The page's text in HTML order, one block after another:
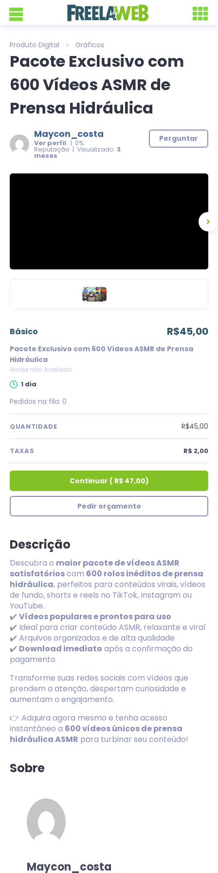
Produto Digital Gráficos
Pacote Exclusivo com
600 Vídeos ASMR de
Prensa Hidráulica
Maycon_costa
Ver perfil | 0%
Reputação | Visualizado: 3
meses
Perguntar
básico R$45,00
Pacote Exclusivo com 600 Vídeos ASMR de Prensa
Hidráulica
Ainda não Avaliado
1 dia
Pedidos na fila: 0
QUANTIDADE R$45,00
TAXAS R$ 2,00
Continuar ( R$ 47,00)
Pedir orçamento
Descrição
Descubra o maior pacote de vídeos ASMR
satisfatórioscom 600 rolos inéditos de prensa
hidráulica, perfeitos para conteúdos virais, vídeos
de fundo, shorts e reels no TikTok, Instagram ou
YouTube.
✔️ Vídeos populares e prontos para uso
✔️ Ideal para criar conteúdo ASMR, relaxante e viral
✔️ Arquivos organizados e de alta qualidade
✔️ Download imediato após a confirmação do
pagamento
Transforme suas redes sociais com vídeos que
prendem a atenção, despertam curiosidade e
aumentam o engajamento.
👉 Adquira agora mesmo e tenha acesso
instantâneo a 600 vídeos únicos de prensa
hidráulica ASMR para turbinar seu conteúdo!
Sobre
Maycon_costa